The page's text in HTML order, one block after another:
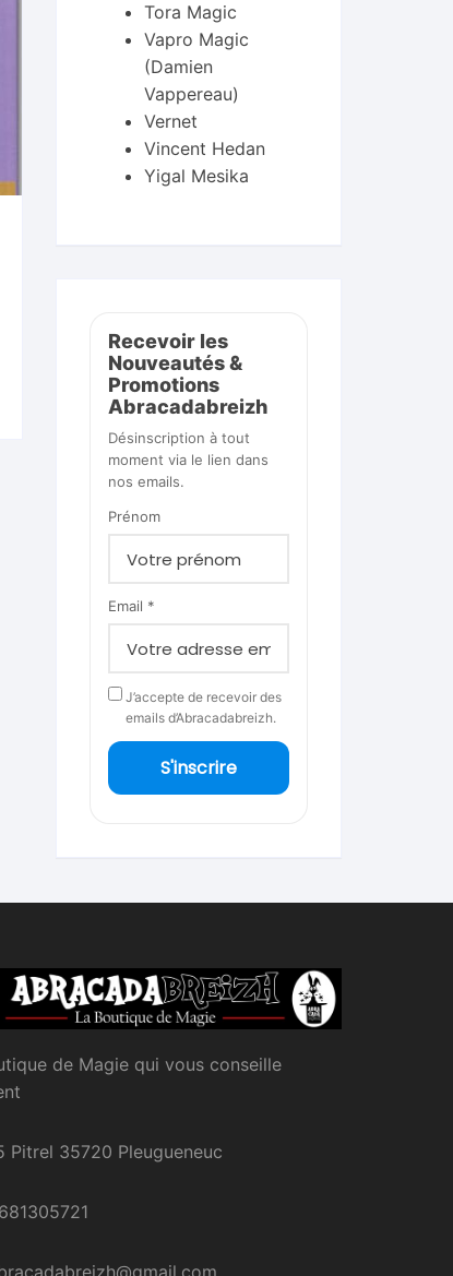
Tora Magic
Vapro Magic
(Damien
Vappereau)
Vernet
Vincent Hedan
Yigal Mesika
Recevoir les
Nouveautés &
Promotions
Abracadabreizh
Désinscription à tout
moment via le lien dans
nos emails.
Prénom
Email *
J’accepte de recevoir des
emails d’Abracadabreizh.
S'inscrire
de Magie qui vous conseille
Pitrel 35720 Pleugueneuc